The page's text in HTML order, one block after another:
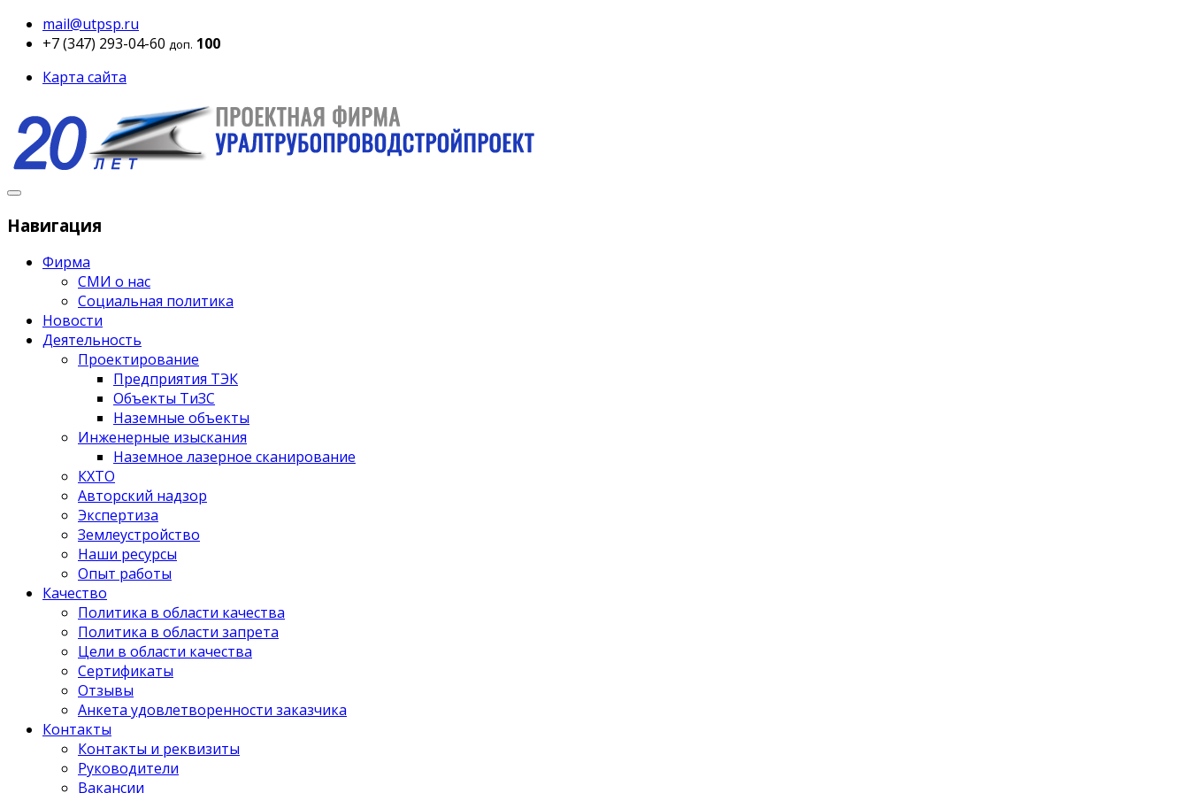
mail@utpsp.ru
+7 (347) 293-04-60 доп. 100
Карта сайта
Навигация
Фирма
СМИ о нас
Социальная политика
Новости
Деятельность
Проектирование
Предприятия ТЭК
Объекты ТиЗС
Наземные объекты
Инженерные изыскания
Наземное лазерное сканирование
КХТО
Авторский надзор
Экспертиза
Землеустройство
Наши ресурсы
Опыт работы
Качество
Политика в области качества
Политика в области запрета
Цели в области качества
Сертификаты
Отзывы
Анкета удовлетворенности заказчика
Контакты
­Контакты и реквизиты
Руководители
Вакансии